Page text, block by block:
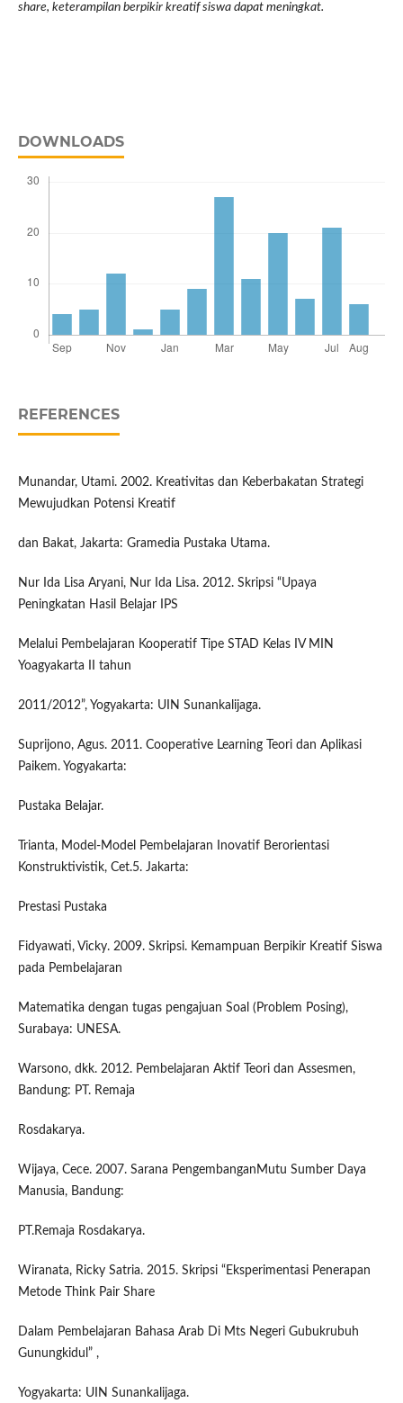
share, keterampilan berpikir kreatif siswa dapat meningkat.
DOWNLOADS
REFERENCES
Munandar, Utami. 2002. Kreativitas dan Keberbakatan Strategi
Mewujudkan Potensi Kreatif
dan Bakat, Jakarta: Gramedia Pustaka Utama.
Nur Ida Lisa Aryani, Nur Ida Lisa. 2012. Skripsi “Upaya
Peningkatan Hasil Belajar IPS
Melalui Pembelajaran Kooperatif Tipe STAD Kelas IV MIN
Yoagyakarta II tahun
2011/2012”, Yogyakarta: UIN Sunankalijaga.
Suprijono, Agus. 2011. Cooperative Learning Teori dan Aplikasi
Paikem. Yogyakarta:
Pustaka Belajar.
Trianta, Model-Model Pembelajaran Inovatif Berorientasi
Konstruktivistik, Cet.5. Jakarta:
Prestasi Pustaka
Fidyawati, Vicky. 2009. Skripsi. Kemampuan Berpikir Kreatif Siswa
pada Pembelajaran
Matematika dengan tugas pengajuan Soal (Problem Posing),
Surabaya: UNESA.
Warsono, dkk. 2012. Pembelajaran Aktif Teori dan Assesmen,
Bandung: PT. Remaja
Rosdakarya.
Wijaya, Cece. 2007. Sarana PengembanganMutu Sumber Daya
Manusia, Bandung:
PT.Remaja Rosdakarya.
Wiranata, Ricky Satria. 2015. Skripsi “Eksperimentasi Penerapan
Metode Think Pair Share
Dalam Pembelajaran Bahasa Arab Di Mts Negeri Gubukrubuh
Gunungkidul” ,
Yogyakarta: UIN Sunankalijaga.